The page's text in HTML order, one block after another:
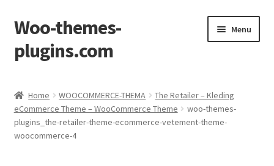
Skip
to
navigation
Skip
to
content
Woo-themes-
plugins.com
Menu
Home WOOCOMMERCE-THEMA
The Retailer – Kleding
eCommerce Theme – WooCommerce Theme
woo-themes-
plugins_the-retailer-theme-ecommerce-vetement-theme-
woocommerce-4